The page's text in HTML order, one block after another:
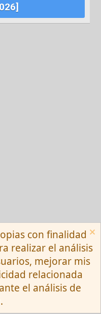
® © 2010-
con finalidad
realizar el análisis
mejorar mis
relacionada
el análisis de